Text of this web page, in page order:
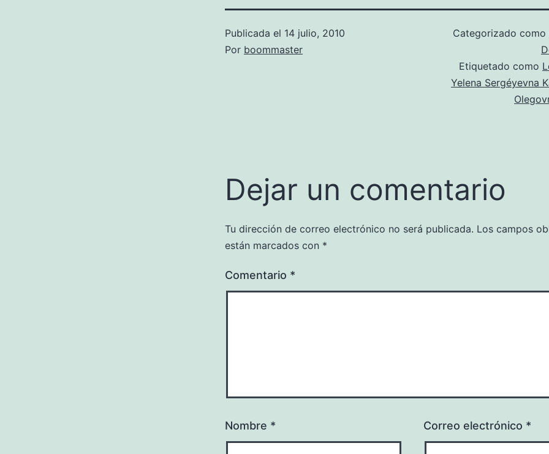
Publicada el 14 julio, 2010
Por boommaster
Categorizado como
Etiquetado como
Yelena Sergéyevna
Dejar un comentario
Tu dirección de correo electrónico no será publicada. Los campos
están marcados con *
Comentario *
Nombre * Correo electrónico *